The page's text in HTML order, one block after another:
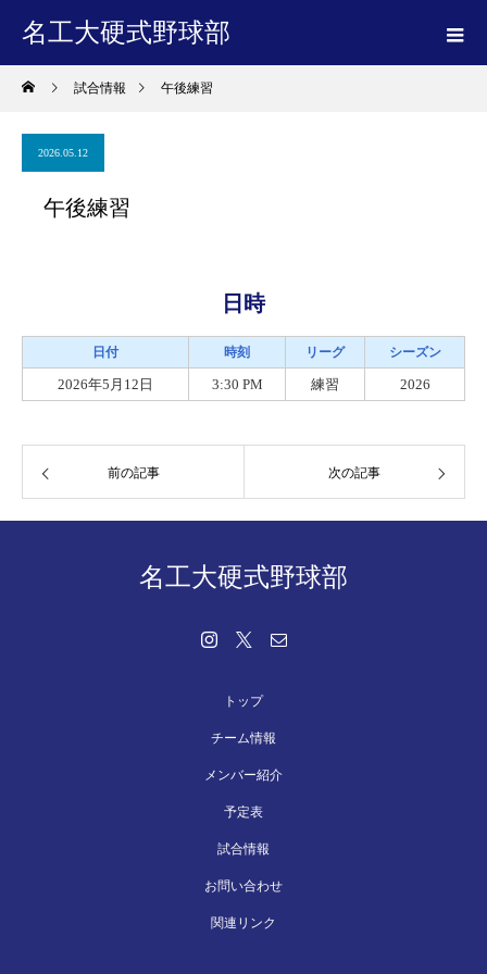
名工大硬式野球部
試合情報 午後練習
2026.05.12
午後練習
日時
日付 時刻 リーグ シーズン
2026年5月12日 3:30 PM 練習 2026
前の記事 次の記事
名工大硬式野球部
トップ
チーム情報
メンバー紹介
予定表
試合情報
お問い合わせ
関連リンク